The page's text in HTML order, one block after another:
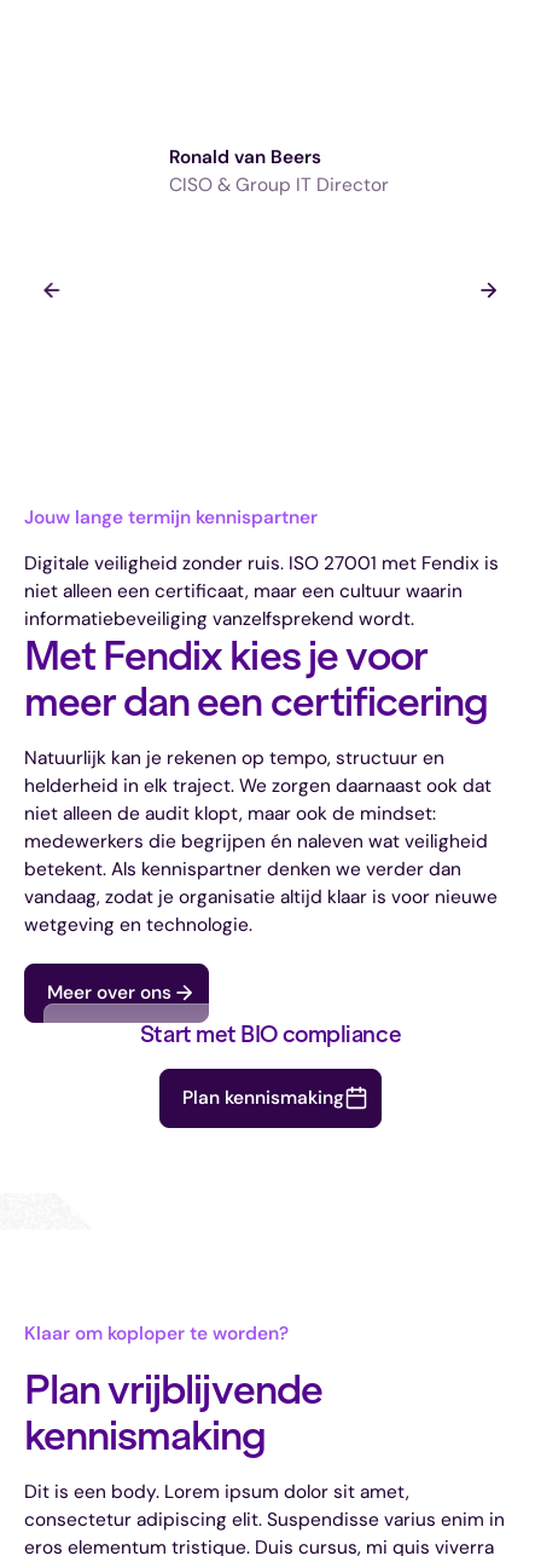
Ronald van Beers
CISO & Group IT Director
Jouw lange termijn kennispartner
Digitale veiligheid zonder ruis. ISO 27001 met Fendix is
niet alleen een certificaat, maar een cultuur waarin
informatiebeveiliging vanzelfsprekend wordt.
Met Fendix kies je voor
meer dan een certificering
Natuurlijk kan je rekenen op tempo, structuur en
helderheid in elk traject. We zorgen daarnaast ook dat
niet alleen de audit klopt, maar ook de mindset:
medewerkers die begrijpen én naleven wat veiligheid
betekent. Als kennispartner denken we verder dan
vandaag, zodat je organisatie altijd klaar is voor nieuwe
wetgeving en technologie.
Meer over ons
Start met BIO compliance
Plan kennismaking
Klaar om koploper te worden?
Plan vrijblijvende
kennismaking
Dit is een body. Lorem ipsum dolor sit amet,
consectetur adipiscing elit. Suspendisse varius enim in
eros elementum tristique. Duis cursus, mi quis viverra